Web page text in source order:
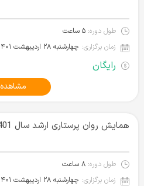
طول دوره: ۵ ساعت
زمان برگزاری: چهارشنبه ۲۸ اردیبهشت ۱۴۰۱‌ ساعت ۱۵:۰۰
رایگان
مشاهده
همایش روان پرستاری ارشد سال 1401_1400 استاد فریدونی
طول دوره: ۸ ساعت
زمان برگزاری: چهارشنبه ۲۸ اردیبهشت ۱۴۰۱‌ ساعت ۱۰:۰۰